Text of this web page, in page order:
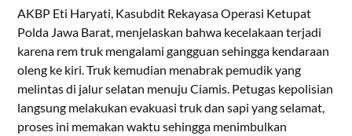
AKBP Eti Haryati, Kasubdit Rekayasa Operasi Ketupat
Polda Jawa Barat, menjelaskan bahwa kecelakaan terjadi
karena rem truk mengalami gangguan sehingga kendaraan
oleng ke kiri. Truk kemudian menabrak pemudik yang
melintas di jalur selatan menuju Ciamis. Petugas kepolisian
langsung melakukan evakuasi truk dan sapi yang selamat,
proses ini memakan waktu sehingga menimbulkan